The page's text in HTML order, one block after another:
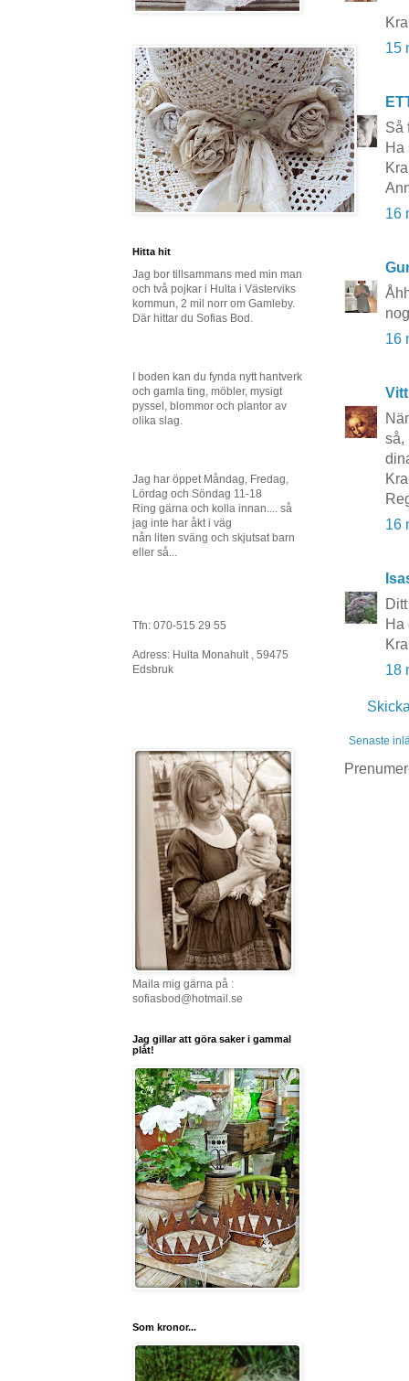
15
Så
Ha
16
16
så,
16
Ha
18
Senaste
Hitta hit
Jag bor tillsammans med min man
och två pojkar i Hulta i Västerviks
kommun, 2 mil norr om Gamleby.
Där hittar du Sofias Bod.
I boden kan du fynda nytt hantverk
och gamla ting, möbler, mysigt
pyssel, blommor och plantor av
olika slag.
Jag har öppet Måndag, Fredag,
Lördag och Söndag 11-18
Ring gärna och kolla innan.... så
jag inte har åkt i väg
nån liten sväng och skjutsat barn
eller så...
Tfn: 070-515 29 55
Adress: Hulta Monahult , 59475
Edsbruk
Maila mig gärna på :
sofiasbod@hotmail.se
Jag gillar att göra saker i gammal
plåt!
Som kronor...